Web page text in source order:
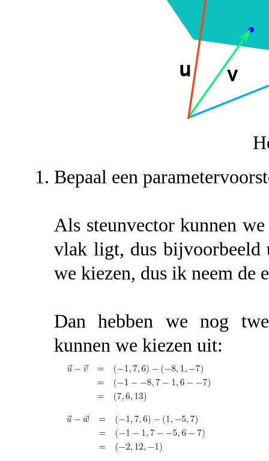
Bepaal een
Als steunvector kunnen
vlak ligt, dus bijvoorbeeld
we kiezen, dus ik neem de
Dan hebben we nog
kunnen we kiezen uit: